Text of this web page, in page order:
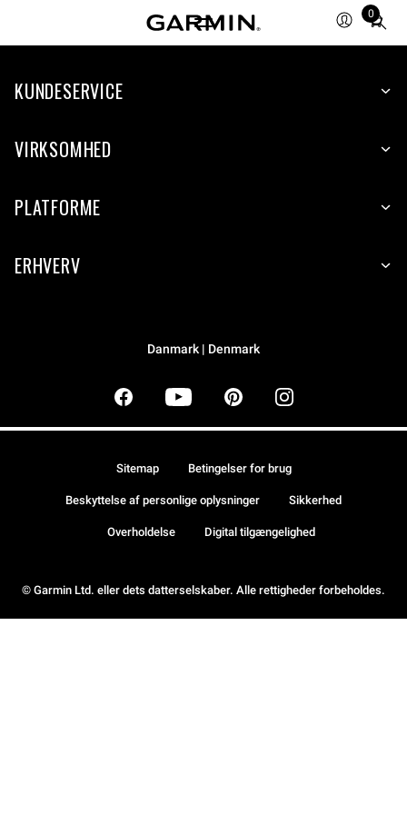
0
Total
items
cart:
KUNDESERVICE
VIRKSOMHED
PLATFORME
ERHVERV
Danmark | Denmark
© Garmin Ltd. eller dets datterselskaber. Alle rettigheder forbeholdes.
Sitemap Betingelser for brug
Beskyttelse af personlige oplysninger Sikkerhed
Overholdelse Digital tilgængelighed